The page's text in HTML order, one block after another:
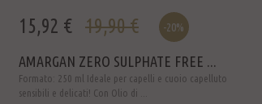
15,92 € 19,90 € -20%
AMARGAN ZERO SULPHATE FREE ...
Formato: 250 ml Ideale per capelli e cuoio capelluto
sensibili e delicati! Con Olio di ...